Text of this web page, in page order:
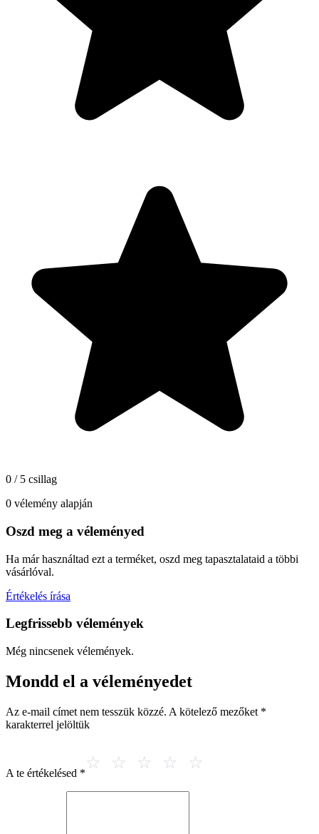
0 / 5 csillag
0 vélemény alapján
Oszd meg a véleményed
Ha már használtad ezt a terméket, oszd meg tapasztalataid a többi
vásárlóval.
Értékelés írása
Legfrissebb vélemények
Még nincsenek vélemények.
Mondd el a véleményedet
Az e-mail címet nem tesszük közzé. A kötelező mezőket *
karakterrel jelöltük
A te értékelésed *